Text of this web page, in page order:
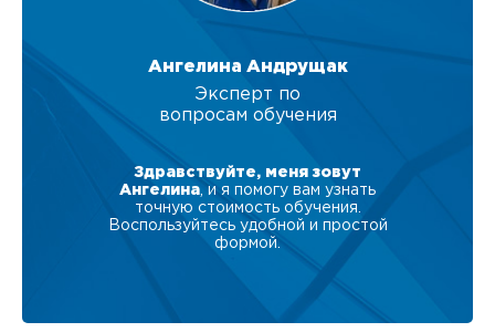
Ангелина Андрущак
Эксперт по
вопросам обучения
Здравствуйте, меня зовут
Ангелина , и я помогу вам узнать
точную стоимость обучения.
Воспользуйтесь удобной и простой
формой.